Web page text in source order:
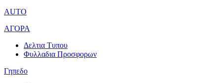
AUTO
ΑΓΟΡΑ
Δελτια Τυπου
Φυλλαδια Προσφορων
Γηπεδο